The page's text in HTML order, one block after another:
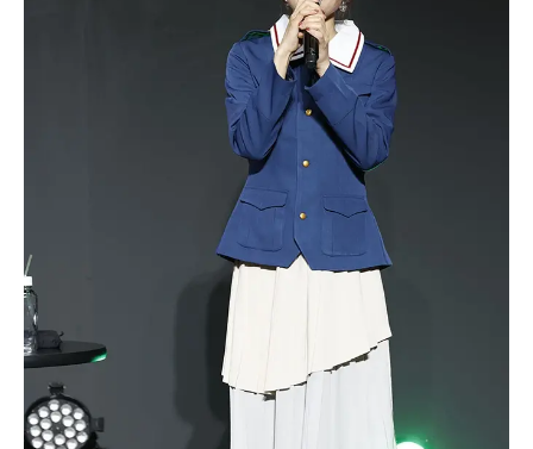
日はあんきもを食べにいったそうで
す。実は2020年の海楽フェスタでサ
メさんチームが登壇予定でしたが、
その時はコロナ禍で中止となってし
まったため、今回がそのリベンジの
予定……だったのですが、惜しくも
荒天によりリベンジはならずという
と...